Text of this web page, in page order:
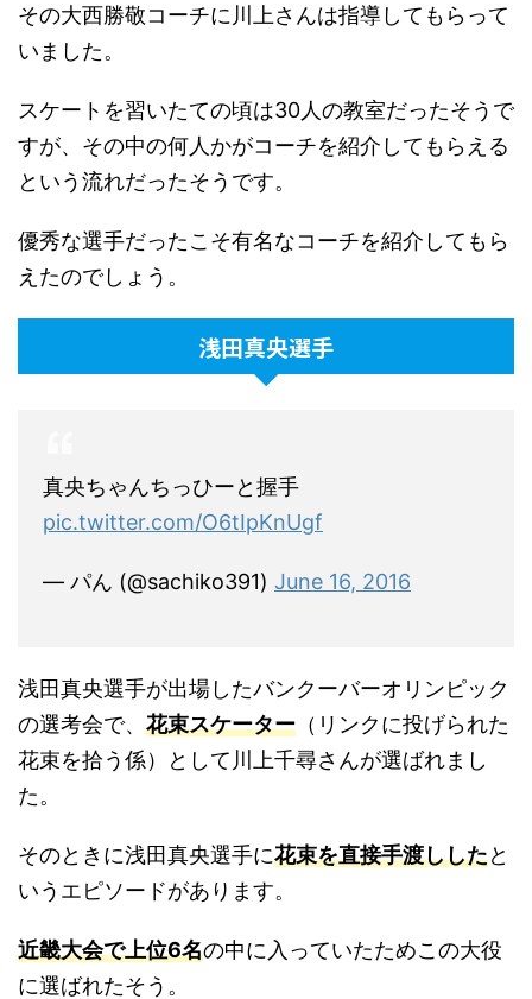
その大西勝敬コーチに川上さんは指導してもらって
いました。
スケートを習いたての頃は30人の教室だったそうで
すが、その中の何人かがコーチを紹介してもらえる
という流れだったそうです。
優秀な選手だったこそ有名なコーチを紹介してもら
えたのでしょう。
浅田真央選手
真央ちゃんちっひーと握手
pic.twitter.com/O6tIpKnUgf
— パん (@sachiko391) June 16, 2016
浅田真央選手が出場したバンクーバーオリンピック
の選考会で、 花束スケーター （リンクに投げられた
花束を拾う係）として川上千尋さんが選ばれまし
た。
そのときに浅田真央選手に花束を直接手渡ししたと
いうエピソードがあります。
近畿大会で上位6名の中に入っていたためこの大役
に選ばれたそう。